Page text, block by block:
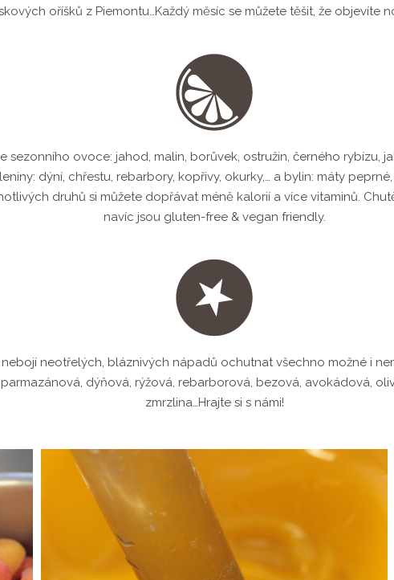
oříšků z Piemontu…Každý měsíc se můžete těšit, že objevíte
sezonního ovoce: jahod, malin, borůvek, ostružin, černého rybízu,
dýní, chřestu, rebarbory, kopřivy, okurky,… a bylin: máty
druhů si můžete dopřávat méně kalorií a více vitaminů.
navíc jsou gluten-free & vegan friendly.
nebojí neotřelých, bláznivých nápadů ochutnat všechno možné i
dýňová, rýžová, rebarborová, bezová, avokádová,
zmrzlina…Hrajte si s námi!